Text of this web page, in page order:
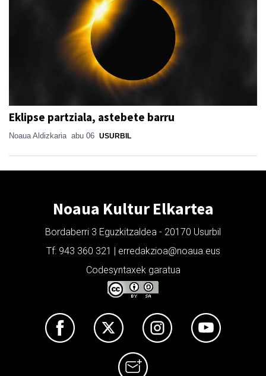
Eklipse partziala, astebete barru
Noaua Aldizkaria abu 06 USURBIL
Noaua Kultur Elkartea
Bordaberri 3 Eguzkitzaldea - 20170 Usurbil
Tf: 943 360 321 | erredakzioa@noaua.eus
Codesyntaxek garatua